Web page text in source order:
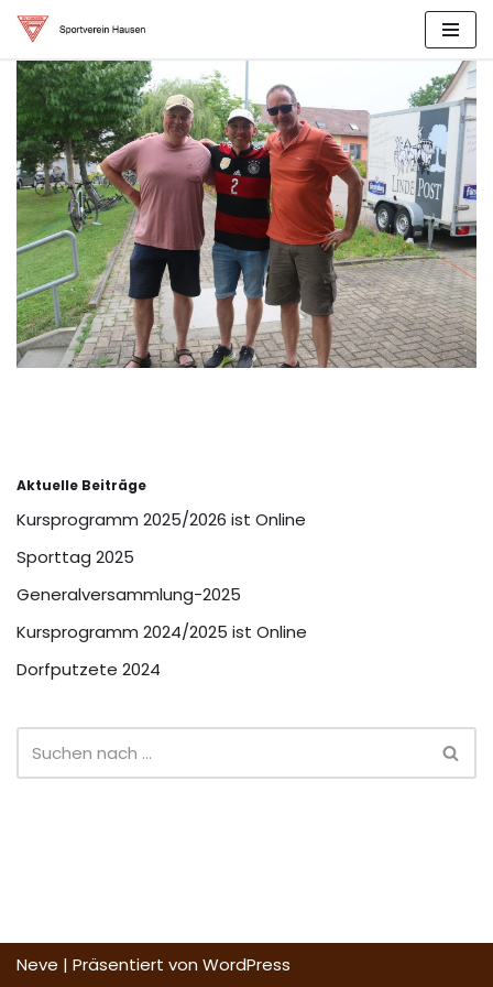
Zum
Inhalt
springen
Aktuelle Beiträge
Kursprogramm 2025/2026 ist Online
Sporttag 2025
Generalversammlung-2025
Kursprogramm 2024/2025 ist Online
Dorfputzete 2024
Neve | Präsentiert von WordPress